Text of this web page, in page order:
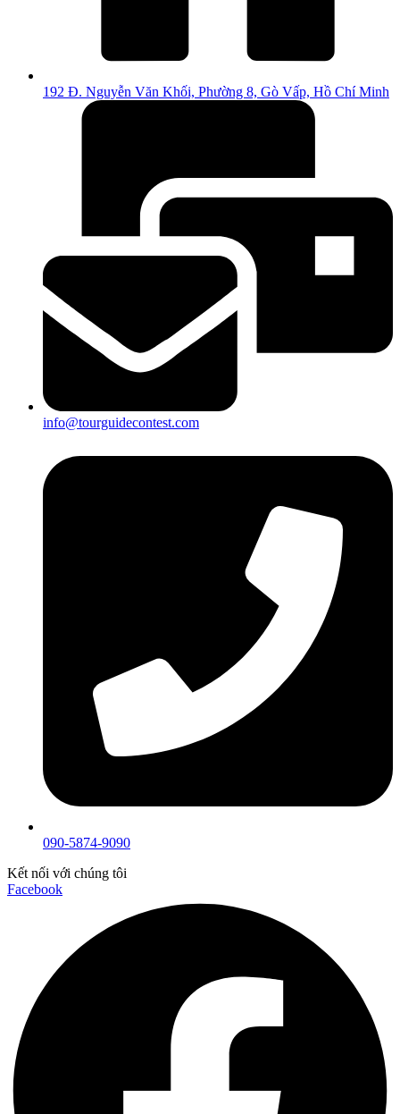
192 Đ. Nguyễn Văn Khối, Phường 8, Gò Vấp, Hồ Chí Minh
info@tourguidecontest.com
090-5874-9090
Kết nối với chúng tôi
Facebook